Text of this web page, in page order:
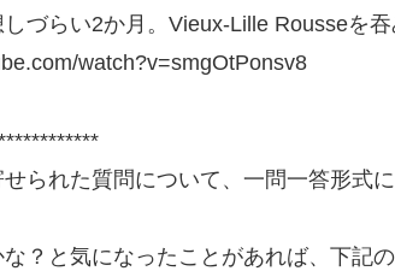
づらい2か月。Vieux-Lille Rousseを
watch?v=smgOtPonsv8
られた質問について、一問一答形式に
？と気になったことがあれば、下記